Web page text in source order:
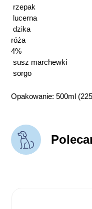
rzepak
lucerna
dzika
róża
4%
susz marchewki
sorgo
Opakowanie: 500ml